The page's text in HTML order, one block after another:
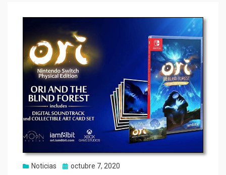
Noticias
Publicado
octubre 7, 2020